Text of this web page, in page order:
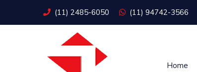
(11) 2485-6050 (11) 94742-3566
Home